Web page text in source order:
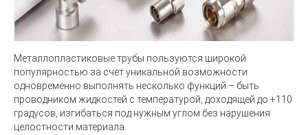
Металлопластиковые трубы пользуются широкой
популярностью за счет уникальной возможности
одновременно выполнять несколько функций – быть
проводником жидкостей с температурой, доходящей до +110
градусов, изгибаться под нужным углом без нарушения
целостности материала.